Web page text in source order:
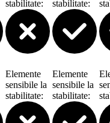
stabilitate: stabilitate:
Elemente
sensibile la
stabilitate:
Elemente
sensibile la
stabilitate: